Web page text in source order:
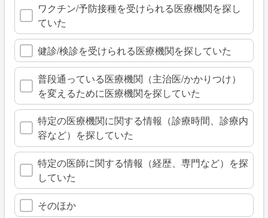
ワクチン/予防接種を受けられる医療機関を探し
ていた
健診/検診を受けられる医療機関を探していた
普段通っている医療機関（主治医/かかりつけ）
を変えるために医療機関を探していた
特定の医療機関に関する情報（診療時間、診療内
容など）を探していた
特定の医師に関する情報（経歴、専門など）を探
していた
そのほか